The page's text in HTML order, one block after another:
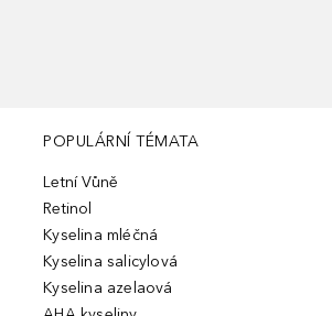
POPULÁRNÍ TÉMATA
Letní Vůně
Retinol
Kyselina mléčná
Kyselina salicylová
Kyselina azelaová